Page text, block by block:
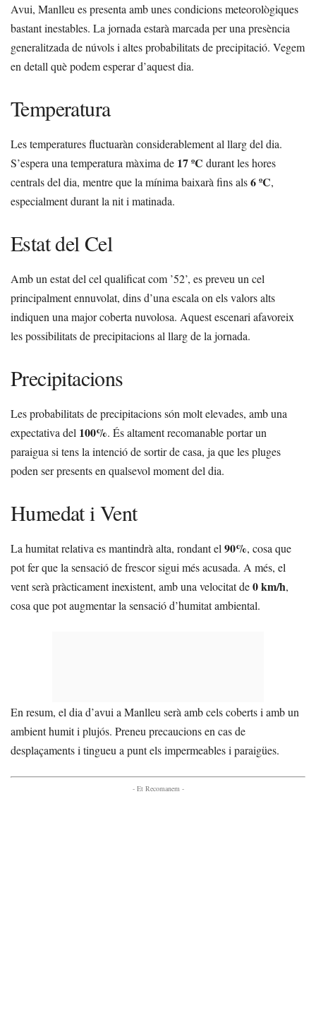
Avui, Manlleu es presenta amb unes condicions meteorològiques
bastant inestables. La jornada estarà marcada per una presència
generalitzada de núvols i altes probabilitats de precipitació. Vegem
en detall què podem esperar d’aquest dia.
Temperatura
Les temperatures fluctuaràn considerablement al llarg del dia.
S’espera una temperatura màxima de 17 ºC durant les hores
centrals del dia, mentre que la mínima baixarà fins als6 ºC,
especialment durant la nit i matinada.
Estat del Cel
Amb un estat del cel qualificat com ’52’, es preveu un cel
principalment ennuvolat, dins d’una escala on els valors alts
indiquen una major coberta nuvolosa. Aquest escenari afavoreix
les possibilitats de precipitacions al llarg de la jornada.
Precipitacions
Les probabilitats de precipitacions són molt elevades, amb una
expectativa del 100%. És altament recomanable portar un
paraigua si tens la intenció de sortir de casa, ja que les pluges
poden ser presents en qualsevol moment del dia.
Humedat i Vent
La humitat relativa es mantindrà alta, rondant el90%, cosa que
pot fer que la sensació de frescor sigui més acusada. A més, el
vent serà pràcticament inexistent, amb una velocitat de0 km/h,
cosa que pot augmentar la sensació d’humitat ambiental.
En resum, el dia d’avui a Manlleu serà amb cels coberts i amb un
ambient humit i plujós. Preneu precaucions en cas de
desplaçaments i tingueu a punt els impermeables i paraigües.
- Et Recomanem -